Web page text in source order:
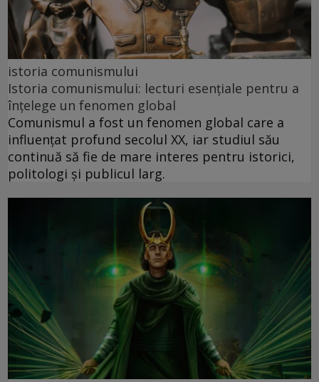
istoria comunismului
Istoria comunismului: lecturi esențiale pentru a
înțelege un fenomen global
Comunismul a fost un fenomen global care a
influențat profund secolul XX, iar studiul său
continuă să fie de mare interes pentru istorici,
politologi și publicul larg.